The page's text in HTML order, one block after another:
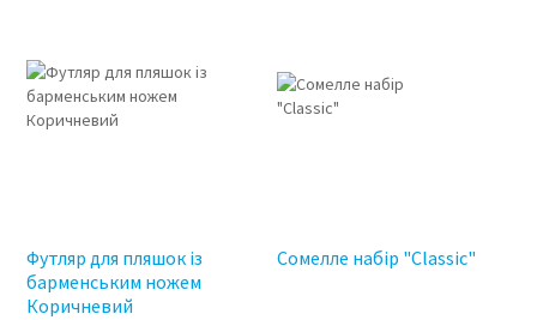
Футляр для пляшок із
барменським ножем
Коричневий
Сомелле набір "Classic"